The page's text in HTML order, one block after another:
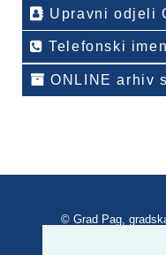
Upravni odjeli
Telefonski
ONLINE arhiv
© Grad Pag,